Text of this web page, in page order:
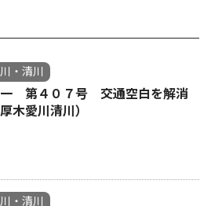
・清川
一 第４０７号 交通空白を解消
木愛川清川）
・清川